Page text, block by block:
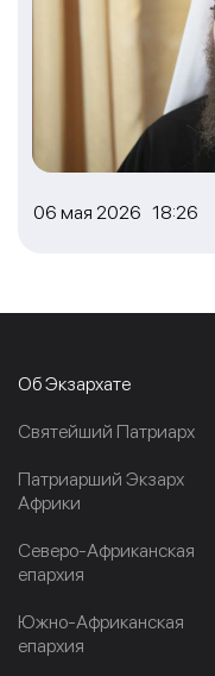
06 мая 2026 18:26
Об Экзархате
Cвятейший Патриарх
Патриарший Экзарх
Африки
Северо-Африканская
епархия
Южно-Африканская
епархия